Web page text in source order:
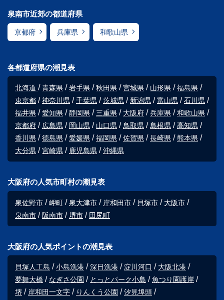
泉南市近郊の都道府県
京都府 兵庫県 和歌山県
各都道府県の潮見表
北海道 青森県 岩手県 秋田県 宮城県 山形県
福島県
東京都
神奈川県 千葉県 茨城県 新潟県 富山県
石川県
福井県
愛知県 静岡県 三重県 大阪府 兵庫県
和歌山県
京都府
広島県 岡山県 山口県 鳥取県 島根県
高知県
香川県
徳島県 愛媛県 福岡県 佐賀県 長崎県
熊本県
大分県
宮崎県 鹿児島県 沖縄県
大阪府の人気市町村の潮見表
泉佐野市 岬町 泉大津市 岸和田市 貝塚市
大阪市
泉南市
阪南市 堺市 田尻町
大阪府の人気ポイントの潮見表
貝塚人工島 小島漁港 深日漁港 淀川河口
大阪北港
夢舞大橋
なぎさ公園 とっとパーク小島
魚つり園護岸
堺
岸和田一文字 りんくう公園
汐見埠頭